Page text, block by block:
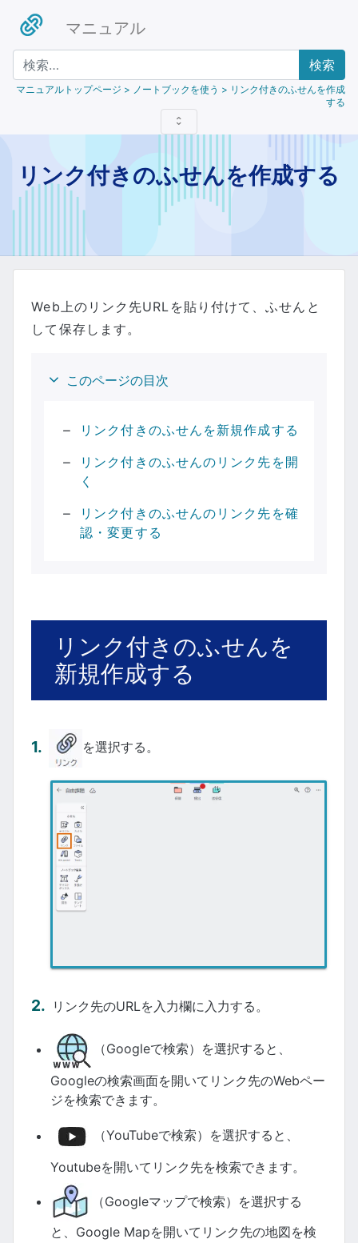
マニュアル
検索
マニュアルトップページ > ノートブックを使う > リンク付きのふせんを作成
する
リンク付きのふせんを作成する
Web上のリンク先URLを貼り付けて、ふせんと
して保存します。
このページの目次
リンク付きのふせんを新規作成する
リンク付きのふせんのリンク先を開
く
リンク付きのふせんのリンク先を確
認・変更する
リンク付きのふせんを
新規作成する
を選択する。
リンク先のURLを入力欄に入力する。
（Googleで検索）を選択すると、
Googleの検索画面を開いてリンク先のWebペー
ジを検索できます。
（YouTubeで検索）を選択すると、
Youtubeを開いてリンク先を検索できます。
（Googleマップで検索）を選択する
と、Google Mapを開いてリンク先の地図を検